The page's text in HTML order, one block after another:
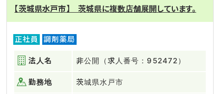
【茨城県水戸市】 茨城県に複数店舗展開しています。
正社員 調剤薬局
法人名 非公開（求人番号：952472）
勤務地 茨城県水戸市